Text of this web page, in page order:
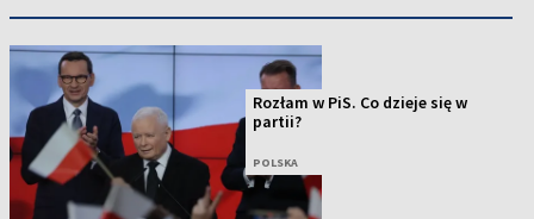
Rozłam w PiS. Co dzieje się w
partii?
POLSKA